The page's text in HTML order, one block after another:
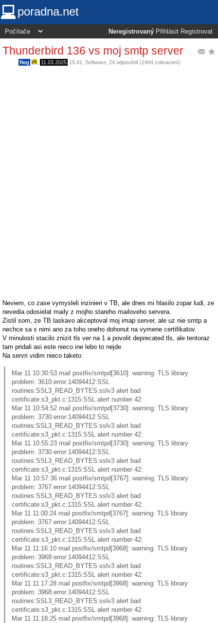
poradna.net
Neregistrovaný Přihlásit Registrovat
Thunderbird 136 vs moj smtp server
fleg 11.03.2025 15:41 Software , 24 odpovědí (2494 zobrazení)
Neviem, co zase vymysleli inzinieri v TB, ale dnes mi hlasilo zopar ludi, ze
nevedia odosielat maily z mojho stareho mailoveho servera.
Zistil som, ze TB laskavo akceptoval moj imap server, ale uz nie smtp a
nechce sa s nimi ano za toho oneho dohonut na vymene certifikatov.
V minulosti stacilo znizit tls ver na 1 a povolit deprecated tls, ale tentoraz
tam pridali asi este nieco ine lebo to nejde.
Na servri vidim nieco taketo:
Mar 11 10:30:53 mail postfix/smtpd[3610]: warning: TLS library
problem: 3610:error:14094412:SSL
routines:SSL3_READ_BYTES:sslv3 alert bad
certificate:s3_pkt.c:1315:SSL alert number 42:
Mar 11 10:54:52 mail postfix/smtpd[3730]: warning: TLS library
problem: 3730:error:14094412:SSL
routines:SSL3_READ_BYTES:sslv3 alert bad
certificate:s3_pkt.c:1315:SSL alert number 42:
Mar 11 10:55:23 mail postfix/smtpd[3730]: warning: TLS library
problem: 3730:error:14094412:SSL
routines:SSL3_READ_BYTES:sslv3 alert bad
certificate:s3_pkt.c:1315:SSL alert number 42:
Mar 11 10:57:36 mail postfix/smtpd[3767]: warning: TLS library
problem: 3767:error:14094412:SSL
routines:SSL3_READ_BYTES:sslv3 alert bad
certificate:s3_pkt.c:1315:SSL alert number 42:
Mar 11 11:00:24 mail postfix/smtpd[3767]: warning: TLS library
problem: 3767:error:14094412:SSL
routines:SSL3_READ_BYTES:sslv3 alert bad
certificate:s3_pkt.c:1315:SSL alert number 42:
Mar 11 11:16:10 mail postfix/smtpd[3968]: warning: TLS library
problem: 3968:error:14094412:SSL
routines:SSL3_READ_BYTES:sslv3 alert bad
certificate:s3_pkt.c:1315:SSL alert number 42:
Mar 11 11:17:28 mail postfix/smtpd[3968]: warning: TLS library
problem: 3968:error:14094412:SSL
routines:SSL3_READ_BYTES:sslv3 alert bad
certificate:s3_pkt.c:1315:SSL alert number 42:
Mar 11 11:18:25 mail postfix/smtpd[3968]: warning: TLS library